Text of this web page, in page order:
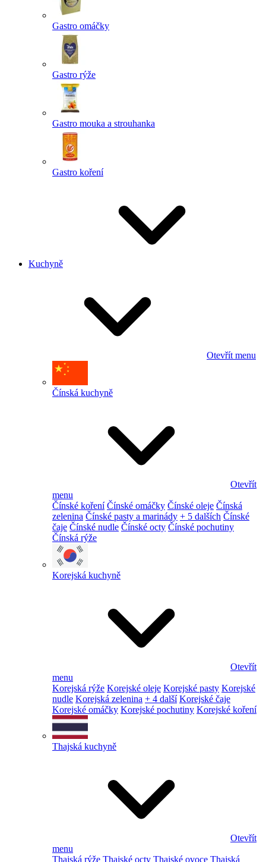
Gastro omáčky
Gastro rýže
Gastro mouka a strouhanka
Gastro koření
Kuchyně
Otevřít menu
Čínská kuchyně
Otevřít
menu
Čínské koření Čínské omáčky Čínské oleje Čínská
zelenina Čínské pasty a marinády + 5 dalších Čínské
čaje Čínské nudle Čínské octy Čínské pochutiny
Čínská rýže
Korejská kuchyně
Otevřít
menu
Korejská rýže Korejské oleje Korejské pasty Korejské
nudle Korejská zelenina + 4 další Korejské čaje
Korejské omáčky Korejské pochutiny Korejské koření
Thajská kuchyně
Otevřít
menu
Thajská rýže Thajské octy Thajské ovoce Thajská